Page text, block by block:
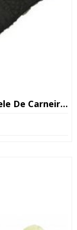
Primeira Qualidade